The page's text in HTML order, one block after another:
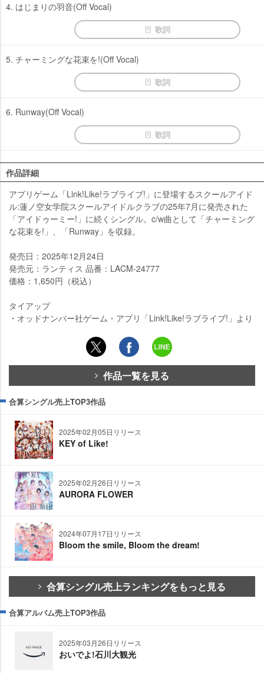
4. はじまりの羽音(Off Vocal)
歌詞
5. チャーミングな花束を!(Off Vocal)
歌詞
6. Runway(Off Vocal)
歌詞
作品詳細
アプリゲーム「Link!Like!ラブライブ!」に登場するスクールアイド
ル:蓮ノ空女学院スクールアイドルクラブの25年7月に発売された
「アイドゥーミー!」に続くシングル。c/w曲として「チャーミング
な花束を!」、「Runway」を収録。
発売日：2025年12月24日
発売元：ランティス 品番：LACM-24777
価格：1,650円（税込）
タイアップ
・オッドナンバー社ゲーム・アプリ「Link!Like!ラブライブ!」より
作品一覧を見る
合算シングル売上TOP3作品
2025年02月05日リリース
KEY of Like!
2025年02月26日リリース
AURORA FLOWER
2024年07月17日リリース
Bloom the smile, Bloom the dream!
合算シングル売上ランキングをもっと見る
合算アルバム売上TOP3作品
2025年03月26日リリース
おいでよ!石川大観光